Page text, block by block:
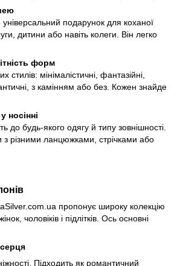
подарунок для коханої
дитини або навіть колеги. Він легко
форм
стилів: мінімалістичні, фантазійні,
з камінням або без. Кожен знайде
носінні
до будь-якого одягу й типу зовнішності.
з різними ланцюжками, стрічками або
пропонує широку колекцію
чоловіків і підлітків. Ось основні
Підходить як романтичний